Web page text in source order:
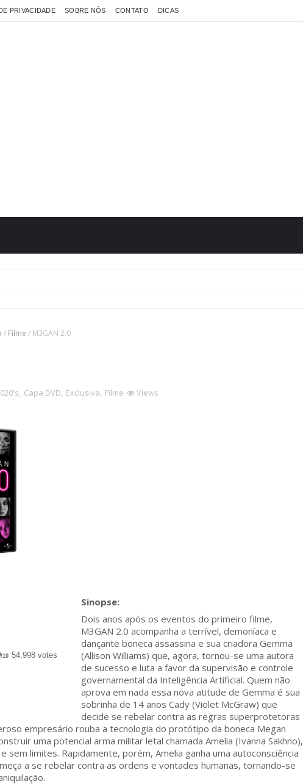
PRIVACIDADE SOBRE NÓS CONTATO DICAS
/ Filme / M3GAN 2.0
, Capa DVD, Exclusiva, Filme Views
/10 54,998 votes
Dois anos após os eventos do primeiro filme,
M3GAN 2.0 acompanha a terrível, demoníaca e
dançante boneca assassina e sua criadora Gemma
(Allison Williams) que, agora, tornou-se uma autora
de sucesso e luta a favor da supervisão e controle
governamental da Inteligência Artificial. Quem não
aprova em nada essa nova atitude de Gemma é sua
sobrinha de 14 anos Cady (Violet McGraw) que
decide se rebelar contra as regras superprotetoras
empresário rouba a tecnologia do protótipo da boneca Megan
uma potencial arma militar letal chamada Amelia (Ivanna Sakhno),
sem limites. Rapidamente, porém, Amelia ganha uma autoconsciência
a se rebelar contra as ordens e vontades humanas, tornando-se